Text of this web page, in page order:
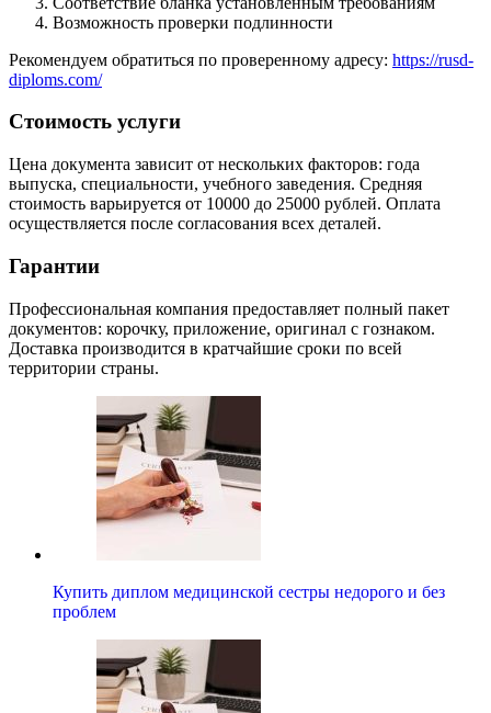
Возможность проверки подлинности
Рекомендуем обратиться по проверенному адресу: https://rusd-
diploms.com/
Стоимость услуги
Цена документа зависит от нескольких факторов: года
выпуска, специальности, учебного заведения. Средняя
стоимость варьируется от 10000 до 25000 рублей. Оплата
осуществляется после согласования всех деталей.
Гарантии
Профессиональная компания предоставляет полный пакет
документов: корочку, приложение, оригинал с гознаком.
Доставка производится в кратчайшие сроки по всей
территории страны.
Купить диплом медицинской сестры недорого и без
проблем